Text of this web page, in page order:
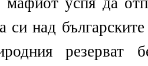
си над
резерват